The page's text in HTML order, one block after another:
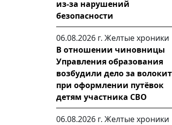
из-за нарушений
безопасности
06.08.2026 г. Желтые хроники
В отношении чиновницы
Управления образования
возбудили дело за
при оформлении путёвок
детям участника СВО
06.08.2026 г. Желтые хроники